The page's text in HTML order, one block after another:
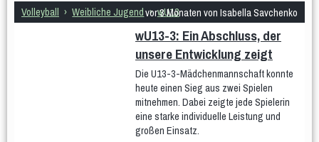
WDM U21 (Mai 2022)
Teams Spielplan & Ergebnisse Grußworte
Unterstützer
Spielplan & Ergebnisse Grußworte
Unterstützer
Frauen 2 Frauen 3
Volleyball › Weibliche Jugend › wU13
vor 3 Monaten von Isabella Savchenko
wU13-3: Ein Abschluss, der
unsere Entwicklung zeigt
Die U13-3-Mädchenmannschaft konnte
heute einen Sieg aus zwei Spielen
mitnehmen. Dabei zeigte jede Spielerin
eine starke individuelle Leistung und
großen Einsatz.